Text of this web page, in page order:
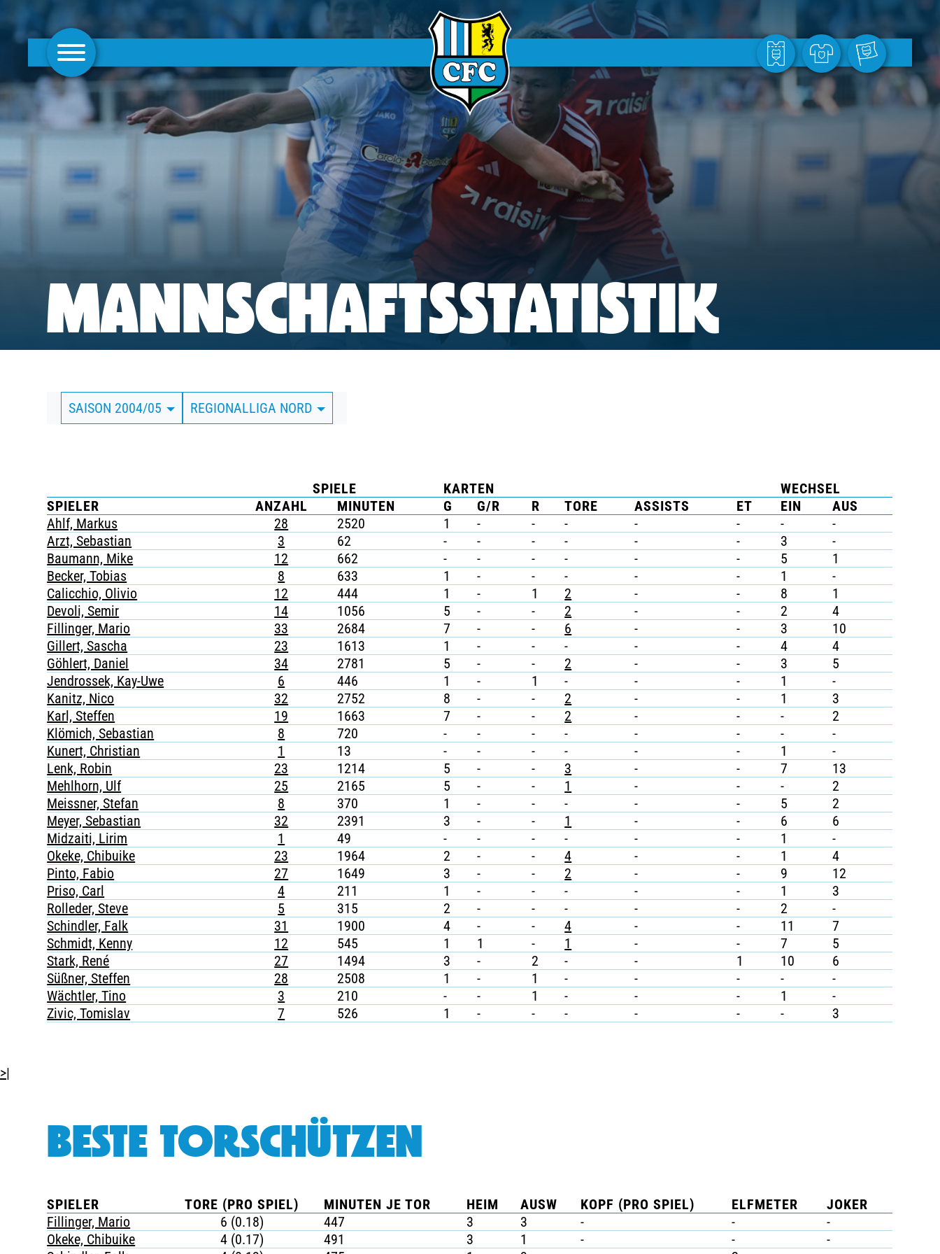
AKTUELLES
FRAUEN
CLUBMITGLIEDSCHAFT
BUSINESS
SÜDKURVE
TICKETING
MANNSCHAFTSSTATISTIK
SAISON 2004/05 REGIONALLIGA NORD
SPIELE KARTEN
WECHSEL
SPIELER
ANZAHL MINUTEN G G/R R TORE ASSISTS ET EIN
AUS
Ahlf, Markus
28 2520 1 - - - - - -
-
Arzt, Sebastian
3 62 - - - - - - 3
-
Baumann, Mike
12 662 - - - - - - 5
1
Becker, Tobias
8 633 1 - - - - - 1
-
Calicchio, Olivio
12 444 1 - 1 2 - - 8
1
Devoli, Semir
14 1056 5 - - 2 - - 2
4
Fillinger, Mario
33 2684 7 - - 6 - - 3
10
Gillert, Sascha
23 1613 1 - - - - - 4
4
Göhlert, Daniel
34 2781 5 - - 2 - - 3
5
Jendrossek, Kay-Uwe
6 446 1 - 1 - - - 1
-
Kanitz, Nico
32 2752 8 - - 2 - - 1
3
Karl, Steffen
19 1663 7 - - 2 - - -
2
Klömich, Sebastian
8 720 - - - - - - -
-
Kunert, Christian
1 13 - - - - - - 1
-
Lenk, Robin
23 1214 5 - - 3 - - 7
13
Mehlhorn, Ulf
25 2165 5 - - 1 - - -
2
Meissner, Stefan
8 370 1 - - - - - 5
2
Meyer, Sebastian
32 2391 3 - - 1 - - 6
6
Midzaiti, Lirim
1 49 - - - - - - 1
-
Okeke, Chibuike
23 1964 2 - - 4 - - 1
4
Pinto, Fabio
27 1649 3 - - 2 - - 9
12
Priso, Carl
4 211 1 - - - - - 1
3
Rolleder, Steve
5 315 2 - - - - - 2
-
Schindler, Falk
31 1900 4 - - 4 - - 11
7
Schmidt, Kenny
12 545 1 1 - 1 - - 7
5
Stark, René
27 1494 3 - 2 - - 1 10
6
Süßner, Steffen
28 2508 1 - 1 - - - -
-
Wächtler, Tino
3 210 - - 1 - - - 1
-
Zivic, Tomislav
7 526 1 - - - - - - 3
>|
BESTE TORSCHÜTZEN
SPIELER TORE (PRO SPIEL) MINUTEN JE TOR HEIM AUSW KOPF (PRO SPIEL) ELFMETER
JOKER
Fillinger, Mario
6 (0.18) 447 3 3 - -
-
Okeke, Chibuike
4 (0.17) 491 3 1 - -
-